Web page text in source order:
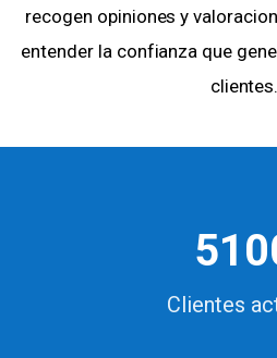
recogen opiniones y
entender la confianza que
clientes.
Clientes